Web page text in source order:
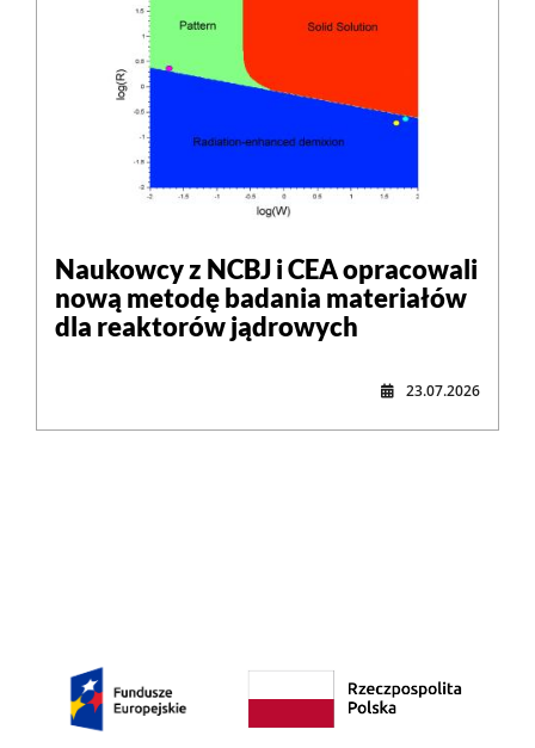
Naukowcy z NCBJ i CEA opracowali
nową metodę badania materiałów
dla reaktorów jądrowych
23.07.2026